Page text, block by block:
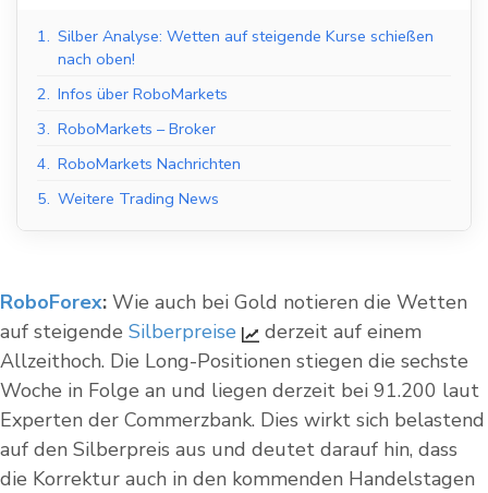
1. Silber Analyse: Wetten auf steigende Kurse schießen
nach oben!
2. Infos über RoboMarkets
3. RoboMarkets – Broker
4. RoboMarkets Nachrichten
5. Weitere Trading News
RoboForex: Wie auch bei Gold notieren die Wetten
auf steigende Silberpreise
derzeit auf einem
Allzeithoch. Die Long-Positionen stiegen die sechste
Woche in Folge an und liegen derzeit bei 91.200 laut
Experten der Commerzbank. Dies wirkt sich belastend
auf den Silberpreis aus und deutet darauf hin, dass
die Korrektur auch in den kommenden Handelstagen